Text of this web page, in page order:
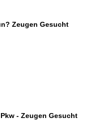
Zeugen Gesucht
- Zeugen Gesucht